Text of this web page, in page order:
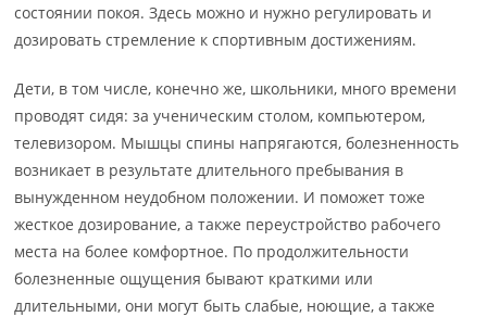
состоянии покоя. Здесь можно и нужно регулировать и
дозировать стремление к спортивным достижениям.
Дети, в том числе, конечно же, школьники, много времени
проводят сидя: за ученическим столом, компьютером,
телевизором. Мышцы спины напрягаются, болезненность
возникает в результате длительного пребывания в
вынужденном неудобном положении. И поможет тоже
жесткое дозирование, а также переустройство рабочего
места на более комфортное. По продолжительности
болезненные ощущения бывают краткими или
длительными, они могут быть слабые, ноющие, а также